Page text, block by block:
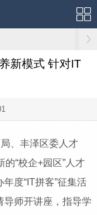
新模式 针对IT
、丰泽区委人才
“校企+园区”人才
度“IT拼客”征集活
导师开讲座，指导学